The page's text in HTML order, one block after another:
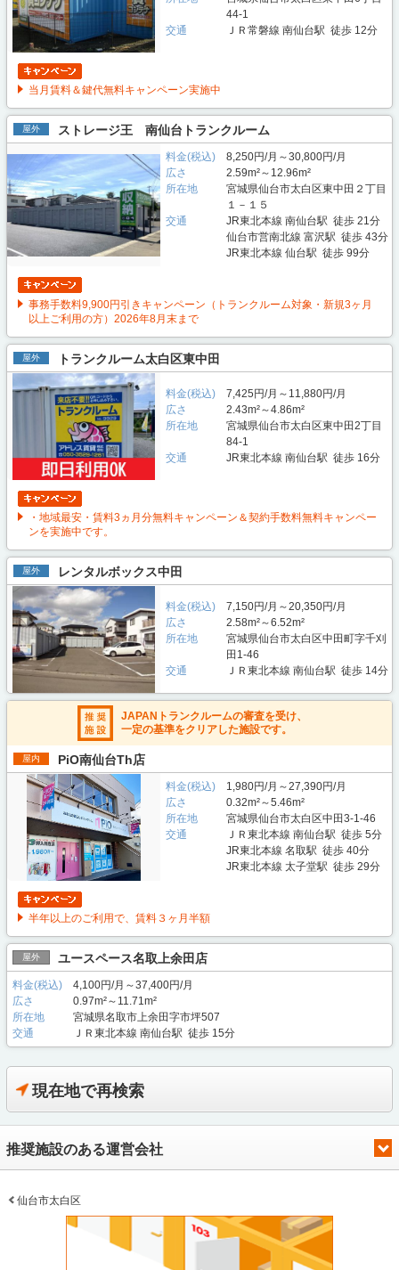
44-1
交通
ＪＲ常磐線 南仙台駅 徒歩 12分
当月賃料＆鍵代無料キャンペーン実施中
屋外 ストレージ王 南仙台トランクルーム
料金(税込)
8,250円/月～30,800円/月
広さ
2.59m²～12.96m²
所在地
宮城県仙台市太白区東中田２丁目
１－１５
交通
JR東北本線 南仙台駅 徒歩 21分
仙台市営南北線 富沢駅 徒歩 43分
JR東北本線 仙台駅 徒歩 99分
事務手数料9,900円引きキャンペーン（トランクルーム対象・新規3ヶ月
以上ご利用の方）2026年8月末まで
屋外 トランクルーム太白区東中田
料金(税込)
7,425円/月～11,880円/月
広さ
2.43m²～4.86m²
所在地
宮城県仙台市太白区東中田2丁目
84-1
交通
JR東北本線 南仙台駅 徒歩 16分
・地域最安・賃料3ヵ月分無料キャンペーン＆契約手数料無料キャンペー
ンを実施中です。
屋外 レンタルボックス中田
料金(税込)
7,150円/月～20,350円/月
広さ
2.58m²～6.52m²
所在地
宮城県仙台市太白区中田町字千刈
田1-46
交通
ＪＲ東北本線 南仙台駅 徒歩 14分
JAPANトランクルームの審査を受け、
一定の基準をクリアした施設です。
屋内 PiO南仙台Th店
料金(税込)
1,980円/月～27,390円/月
広さ
0.32m²～5.46m²
所在地
宮城県仙台市太白区中田3-1-46
交通
ＪＲ東北本線 南仙台駅 徒歩 5分
JR東北本線 名取駅 徒歩 40分
JR東北本線 太子堂駅 徒歩 29分
半年以上のご利用で、賃料３ヶ月半額
屋外 ユースペース名取上余田店
料金(税込)
4,100円/月～37,400円/月
広さ
0.97m²～11.71m²
所在地
宮城県名取市上余田字市坪507
交通
ＪＲ東北本線 南仙台駅 徒歩 15分
現在地で再検索
推奨施設のある運営会社
仙台市太白区